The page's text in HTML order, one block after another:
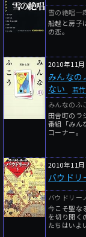
雪の絶唱―
船越と房子
の恋。
2010年11
みんなの
ない
若
みんなのふ
田舎町のラ
番組「みん
コーナー。
2010年11
バウドリ
バウドリー
今こそ聖な
を切り開く
たちはいよ